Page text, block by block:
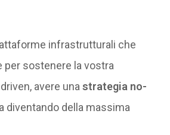
infrastrutturali che
per sostenere la vostra
avere una strategia no-
diventando della massima